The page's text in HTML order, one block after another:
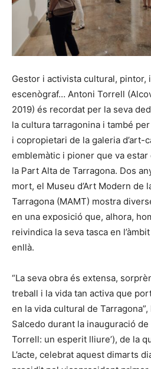
Gestor i activista cultural, pintor,
escenògraf… Antoni Torrell
2019) és recordat per la seva
la cultura tarragonina i també
i copropietari de la galeria d’art-
emblemàtic i pioner que va
la Part Alta de Tarragona. Dos
mort, el Museu d’Art Modern de
Tarragona (MAMT) mostra
en una exposició que, alhora,
reivindica la seva tasca en
enllà.
“La seva obra és extensa,
treball i la vida tan activa que
en la vida cultural de
Salcedo durant la inauguració de
Torrell: un esperit lliure’), de la
L’acte, celebrat aquest dimarts